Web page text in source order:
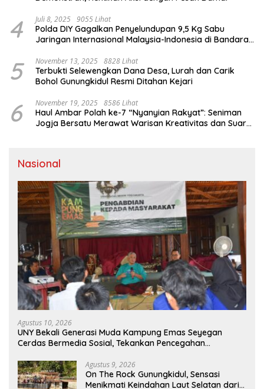
4 Juli 8, 2025 9055 Lihat
Polda DIY Gagalkan Penyelundupan 9,5 Kg Sabu
Jaringan Internasional Malaysia-Indonesia di Bandara
5 November 13, 2025 8828 Lihat
Terbukti Selewengkan Dana Desa, Lurah dan Carik
Bohol Gunungkidul Resmi Ditahan Kejari
6 November 19, 2025 8586 Lihat
Haul Ambar Polah ke-7 “Nyanyian Rakyat”: Seniman
Jogja Bersatu Merawat Warisan Kreativitas dan Suara
Nasional
Agustus 10, 2026
UNY Bekali Generasi Muda Kampung Emas Seyegan
Cerdas Bermedia Sosial, Tekankan Pencegahan
Agustus 9, 2026
On The Rock Gunungkidul, Sensasi
Menikmati Keindahan Laut Selatan dari